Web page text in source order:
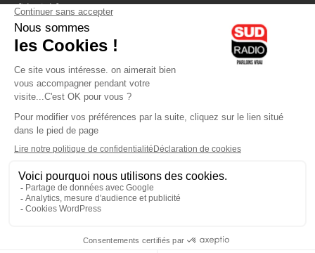
fiducial.fr
lyoncapitale.fr
olympique-et-lyonnais.com
L'application Iphone / Android
Téléchargez l'application
Les cookies
Gestion des cookies
Crédit photos : ©Sud Radio / Pierre Olivier